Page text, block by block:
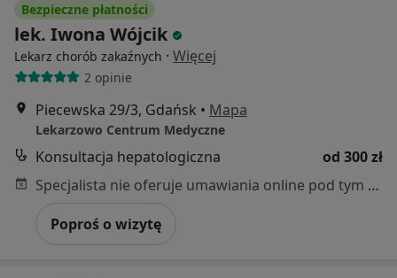
Bezpieczne płatności
lek. Iwona Wójcik
Lekarz chorób zakaźnych · Więcej
2 opinie
Piecewska 29/3, Gdańsk • Mapa
Lekarzowo Centrum Medyczne
Konsultacja hepatologiczna
od 300 zł
Specjalista nie oferuje umawiania online pod tym adresem.
Poproś o wizytę